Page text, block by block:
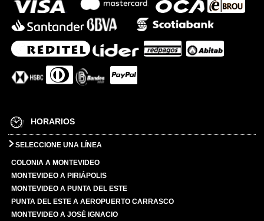
HORARIOS
SELECCIONE UNA LÍNEA
COLONIA A MONTEVIDEO
MONTEVIDEO A PIRIÁPOLIS
MONTEVIDEO A PUNTA DEL ESTE
PUNTA DEL ESTE A AEROPUERTO CARRASCO
MONTEVIDEO A JOSÉ IGNACIO